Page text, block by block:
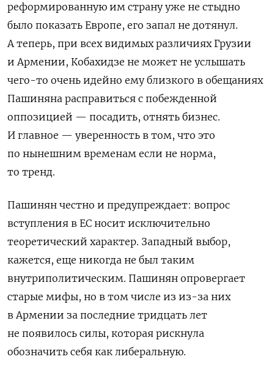
реформированную им страну уже не стыдно
было показать Европе, его запал не дотянул.
А теперь, при всех видимых различиях Грузии
и Армении, Кобахидзе не может не услышать
чего-то очень идейно ему близкого в обещаниях
Пашиняна расправиться с побежденной
оппозицией — посадить, отнять бизнес.
И главное — уверенность в том, что это
по нынешним временам если не норма,
то тренд.
Пашинян честно и предупреждает: вопрос
вступления в ЕС носит исключительно
теоретический характер. Западный выбор,
кажется, еще никогда не был таким
внутриполитическим. Пашинян опровергает
старые мифы, но в том числе из из-за них
в Армении за последние тридцать лет
не появилось силы, которая рискнула
обозначить себя как либеральную.